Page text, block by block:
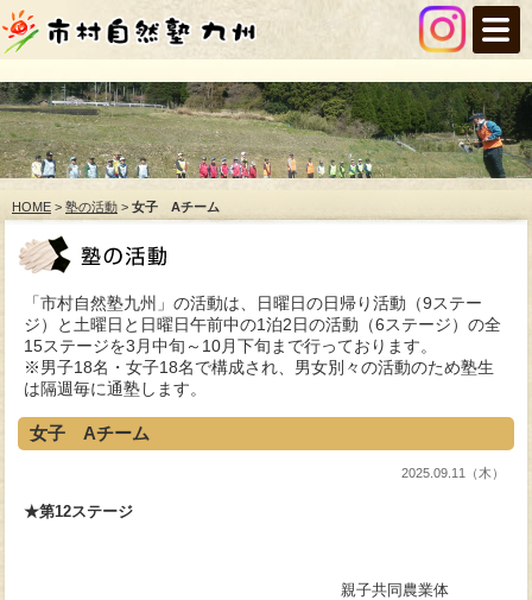
HOME > 塾の活動 > 女子 Aチーム
「市村自然塾九州」の活動は、日曜日の日帰り活動（9ステー
ジ）と土曜日と日曜日午前中の1泊2日の活動（6ステージ）の全
15ステージを3月中旬～10月下旬まで行っております。
※男子18名・女子18名で構成され、男女別々の活動のため塾生
は隔週毎に通塾します。
女子 Aチーム
2025.09.11（木）
★第12ステージ
親子共同農業体